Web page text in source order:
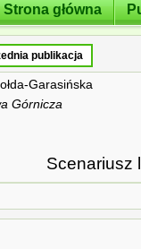
Strona główna
publikacja
Garasińska
Górnicza
Scenariusz